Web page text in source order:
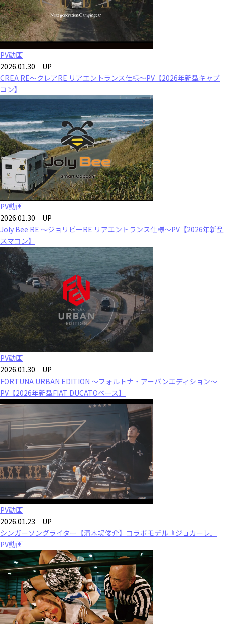
PV動画
2026.01.30 UP
CREA RE～クレアRE リアエントランス仕様～PV【2026年新型キャブ
コン】
PV動画
2026.01.30 UP
Joly Bee RE ～ジョリビーRE リアエントランス仕様～PV【2026年新型
スマコン】
PV動画
2026.01.30 UP
FORTUNA URBAN EDITION ～フォルトナ・アーバンエディション～
PV【2026年新型FIAT DUCATOベース】
PV動画
2026.01.23 UP
シンガーソングライター【清木場俊介】コラボモデル『ジョカーレ』
PV動画